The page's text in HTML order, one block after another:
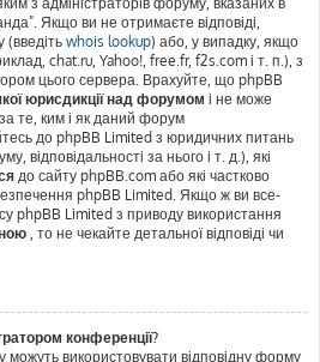
Якщо ви не отримаєте відповіді,
(введіть whois lookup) або, у випадку, якщо
chat.ru, Yahoo!, free.fr, f2s.com і т. п.), з
цього сервера. Врахуйте, що phpBB
юрисдикції над форумом і не може
за те, ким і як даний форум
до phpBB Limited з юридичних питань
відповідальності за нього і т. д.), які
до сайту phpBB.com або які частково
phpBB Limited. Якщо ж ви все-
phpBB Limited з приводу використання
, то не чекайте детальної відповіді чи
конференції?
можуть використовувати відповідну форму